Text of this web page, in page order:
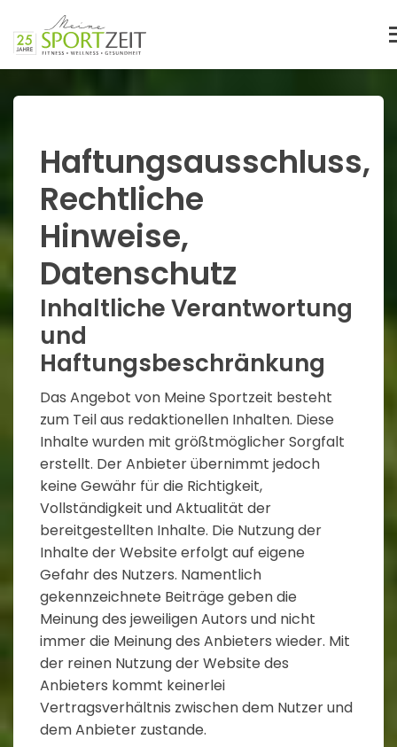
Haftungsausschluss,
Rechtliche
Hinweise,
Datenschutz
Inhaltliche Verantwortung
und
Haftungsbeschränkung
Das Angebot von Meine Sportzeit besteht
zum Teil aus redaktionellen Inhalten. Diese
Inhalte wurden mit größtmöglicher Sorgfalt
erstellt. Der Anbieter übernimmt jedoch
keine Gewähr für die Richtigkeit,
Vollständigkeit und Aktualität der
bereitgestellten Inhalte. Die Nutzung der
Inhalte der Website erfolgt auf eigene
Gefahr des Nutzers. Namentlich
gekennzeichnete Beiträge geben die
Meinung des jeweiligen Autors und nicht
immer die Meinung des Anbieters wieder. Mit
der reinen Nutzung der Website des
Anbieters kommt keinerlei
Vertragsverhältnis zwischen dem Nutzer und
dem Anbieter zustande.